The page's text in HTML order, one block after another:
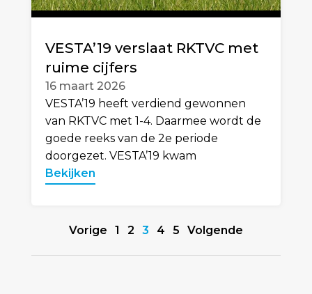
VESTA’19 verslaat RKTVC met
ruime cijfers
16 maart 2026
VESTA’19 heeft verdiend gewonnen
van RKTVC met 1-4. Daarmee wordt de
goede reeks van de 2e periode
doorgezet. VESTA’19 kwam
Bekijken
Vorige 1 2 3 4 5 Volgende